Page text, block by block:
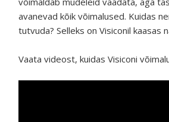
avanevad kõik võimalused. Kuidas
tutvuda? Selleks on Visiconil kaasas
Vaata videost, kuidas Visiconi